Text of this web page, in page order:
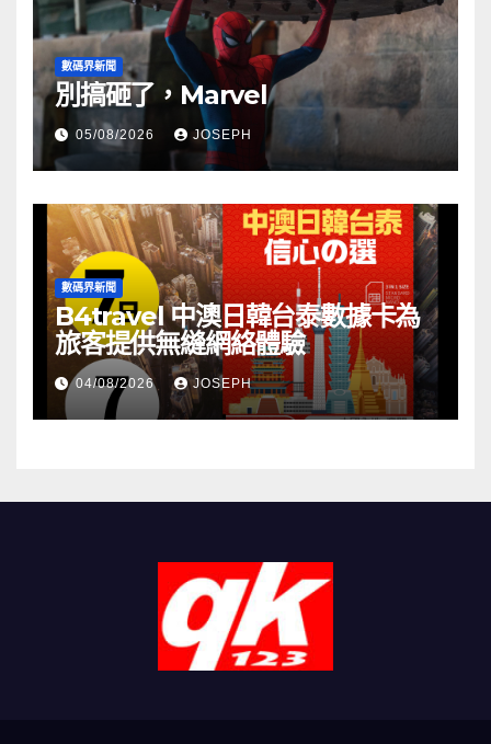
數碼界新聞
別搞砸了，Marvel
05/08/2026 JOSEPH
數碼界新聞
B4travel 中澳日韓台泰數據卡為
旅客提供無縫網絡體驗
04/08/2026 JOSEPH